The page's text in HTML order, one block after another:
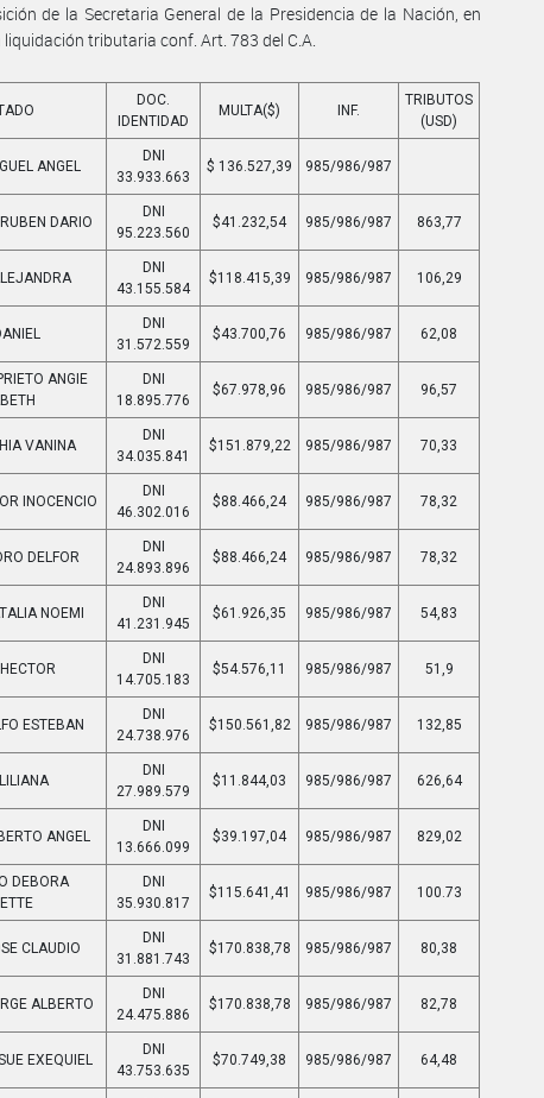
de la Secretaria General de la Presidencia de la Nación, en
tributaria conf. Art. 783 del C.A.
DOC.
IDENTIDAD
MULTA($) INF.
TRIBUTOS
(USD)
ANGEL
DNI
33.933.663
$ 136.527,39 985/986/987
DARIO
DNI
95.223.560
$41.232,54 985/986/987 863,77
DNI
43.155.584
$118.415,39 985/986/987 106,29
DNI
31.572.559
$43.700,76 985/986/987 62,08
ANGIE
DNI
18.895.776
$67.978,96 985/986/987 96,57
VANINA
DNI
34.035.841
$151.879,22 985/986/987 70,33
INOCENCIO
DNI
46.302.016
$88.466,24 985/986/987 78,32
DELFOR
DNI
24.893.896
$88.466,24 985/986/987 78,32
NOEMI
DNI
41.231.945
$61.926,35 985/986/987 54,83
DNI
14.705.183
$54.576,11 985/986/987 51,9
ESTEBAN
DNI
24.738.976
$150.561,82 985/986/987 132,85
DNI
27.989.579
$11.844,03 985/986/987 626,64
ANGEL
DNI
13.666.099
$39.197,04 985/986/987 829,02
DEBORA
DNI
35.930.817
$115.641,41 985/986/987 100.73
CLAUDIO
DNI
31.881.743
$170.838,78 985/986/987 80,38
ALBERTO
DNI
24.475.886
$170.838,78 985/986/987 82,78
EXEQUIEL
DNI
43.753.635
$70.749,38 985/986/987 64,48